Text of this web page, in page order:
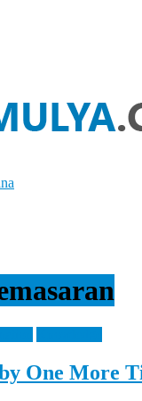
One More